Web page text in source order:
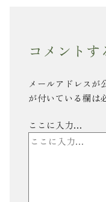
コメントす
メールアドレスが
が付いている欄は
ここに入力…